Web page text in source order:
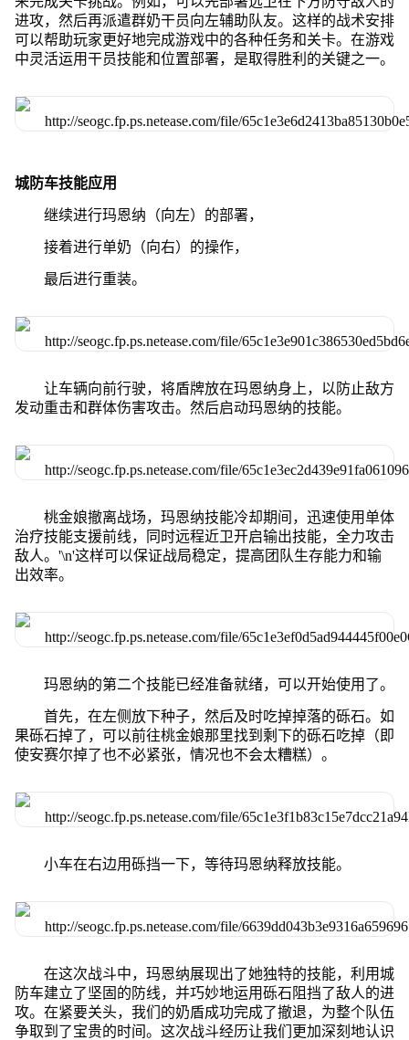
进攻，然后再派遣群奶干员向左辅助队友。这样的战术安排
可以帮助玩家更好地完成游戏中的各种任务和关卡。在游戏
中灵活运用干员技能和位置部署，是取得胜利的关键之一。
城防车技能应用
继续进行玛恩纳（向左）的部署，
接着进行单奶（向右）的操作，
最后进行重装。
让车辆向前行驶，将盾牌放在玛恩纳身上，以防止敌方
发动重击和群体伤害攻击。然后启动玛恩纳的技能。
桃金娘撤离战场，玛恩纳技能冷却期间，迅速使用单体
治疗技能支援前线，同时远程近卫开启输出技能，全力攻击
敌人。'\n'这样可以保证战局稳定，提高团队生存能力和输
出效率。
玛恩纳的第二个技能已经准备就绪，可以开始使用了。
首先，在左侧放下种子，然后及时吃掉掉落的砾石。如
果砾石掉了，可以前往桃金娘那里找到剩下的砾石吃掉（即
使安赛尔掉了也不必紧张，情况也不会太糟糕）。
小车在右边用砾挡一下，等待玛恩纳释放技能。
在这次战斗中，玛恩纳展现出了她独特的技能，利用城
防车建立了坚固的防线，并巧妙地运用砾石阻挡了敌人的进
攻。在紧要关头，我们的奶盾成功完成了撤退，为整个队伍
争取到了宝贵的时间。这次战斗经历让我们更加深刻地认识